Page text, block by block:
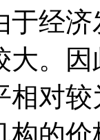
于经
大。
相对
构的